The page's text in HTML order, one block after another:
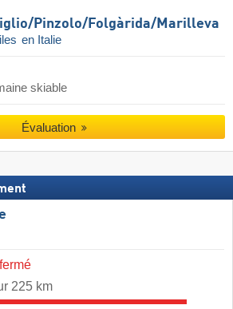
​Pinzolo/​Folgàrida/​Marilleva
en Italie
skiable
Évaluation
225 km